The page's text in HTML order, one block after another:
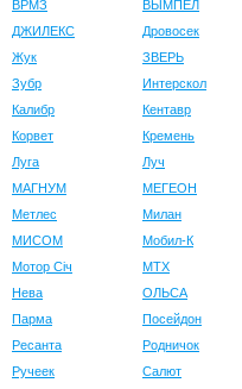
ВРМЗ
ВЫМПЕЛ
ДЖИЛЕКС
Дровосек
Жук
ЗВЕРЬ
Зубр
Интерскол
Калибр
Кентавр
Корвет
Кремень
Луга
Луч
МАГНУМ
МЕГЕОН
Метлес
Милан
МИСОМ
Мобил-К
Мотор Сiч
МТХ
Нева
ОЛЬСА
Парма
Посейдон
Ресанта
Родничок
Ручеек
Салют